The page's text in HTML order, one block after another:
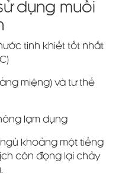
dụng muối
tinh khiết tốt nhất
miệng) và tư thế
lạm dụng
khoảng một tiếng
còn đọng lại chảy